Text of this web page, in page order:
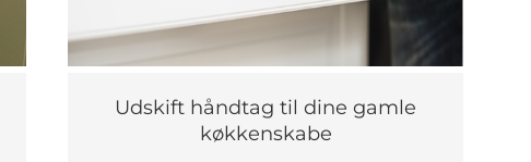
Udskift håndtag til dine gamle
køkkenskabe